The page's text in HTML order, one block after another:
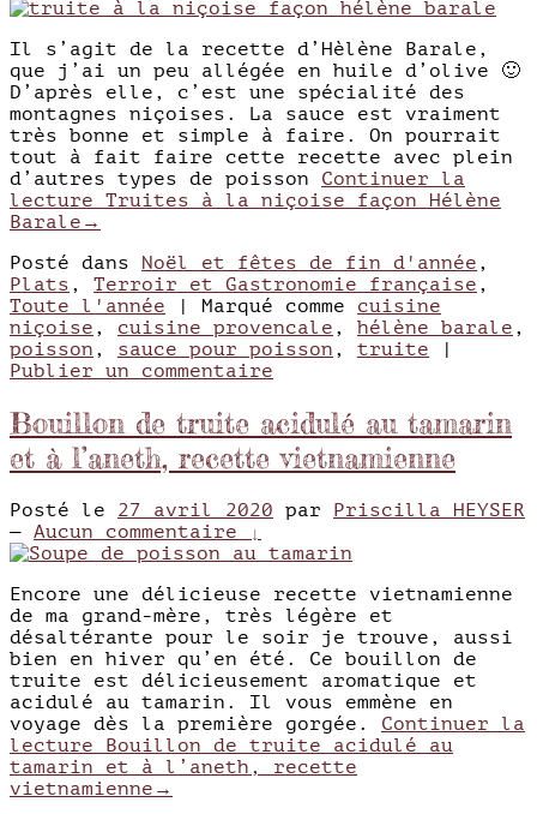
Il s’agit de la recette d’Hèlène Barale,
que j’ai un peu allégée en huile d’olive 🙂
D’après elle, c’est une spécialité des
montagnes niçoises. La sauce est vraiment
très bonne et simple à faire. On pourrait
tout à fait faire cette recette avec plein
d’autres types de poisson Continuer la
lecture Truites à la niçoise façon Hélène
Barale →
Posté dans
Noël et fêtes de fin d'année ,
Plats , Terroir et Gastronomie française ,
Toute l'année
| Marqué comme
cuisine
niçoise , cuisine provencale , hélène barale ,
poisson , sauce pour poisson , truite
|
Publier un commentaire
Bouillon de truite acidulé au tamarin
et à l’aneth, recette vietnamienne
Posté le 27 avril 2020 par Priscilla HEYSER
— Aucun commentaire ↓
Encore une délicieuse recette vietnamienne
de ma grand-mère, très légère et
désaltérante pour le soir je trouve, aussi
bien en hiver qu’en été. Ce bouillon de
truite est délicieusement aromatique et
acidulé au tamarin. Il vous emmène en
voyage dès la première gorgée. Continuer la
lecture Bouillon de truite acidulé au
tamarin et à l’aneth, recette
vietnamienne →